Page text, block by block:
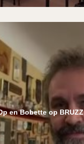
en Bobette op BRUZZ